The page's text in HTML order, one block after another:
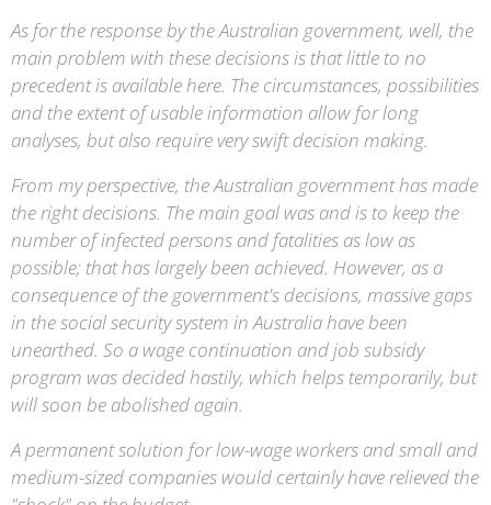
As for the response by the Australian government, well, the
main problem with these decisions is that little to no
precedent is available here. The circumstances, possibilities
and the extent of usable information allow for long
analyses, but also require very swift decision making.
From my perspective, the Australian government has made
the right decisions. The main goal was and is to keep the
number of infected persons and fatalities as low as
possible; that has largely been achieved. However, as a
consequence of the government's decisions, massive gaps
in the social security system in Australia have been
unearthed. So a wage continuation and job subsidy
program was decided hastily, which helps temporarily, but
will soon be abolished again.
A permanent solution for low-wage workers and small and
medium-sized companies would certainly have relieved the